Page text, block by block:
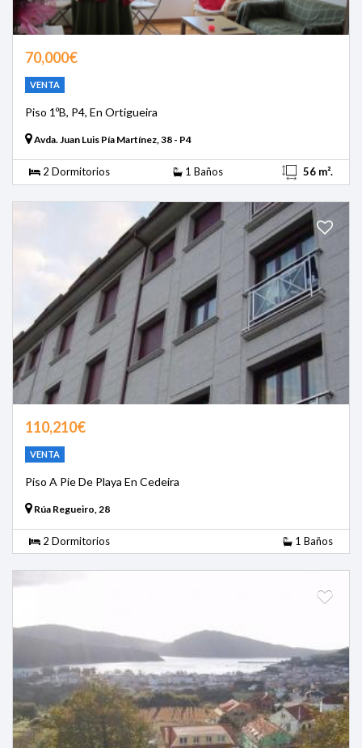
70,000€
VENTA
Piso 1ºB, P4, En Ortigueira
Avda. Juan Luis Pía Martínez, 38 - P4
2 Dormitorios 1 Baños 56 m².
110,210€
VENTA
Piso A Pie De Playa En Cedeira
Rúa Regueiro, 28
2 Dormitorios 1 Baños